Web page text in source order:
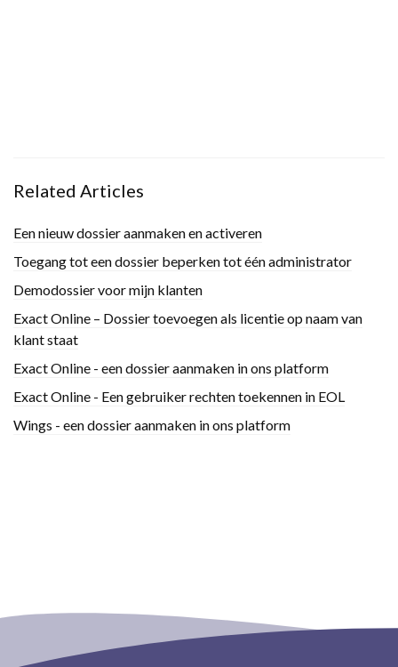
Related Articles
Een nieuw dossier aanmaken en activeren
Toegang tot een dossier beperken tot één administrator
Demodossier voor mijn klanten
Exact Online – Dossier toevoegen als licentie op naam van
klant staat
Exact Online - een dossier aanmaken in ons platform
Exact Online - Een gebruiker rechten toekennen in EOL
Wings - een dossier aanmaken in ons platform